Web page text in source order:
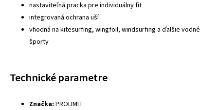
nastaviteľná pracka pre individuálny fit
integrovaná ochrana uší
vhodná na kitesurfing, wingfoil, windsurfing a ďalšie vodné
športy
Technické parametre
Značka: PROLIMIT